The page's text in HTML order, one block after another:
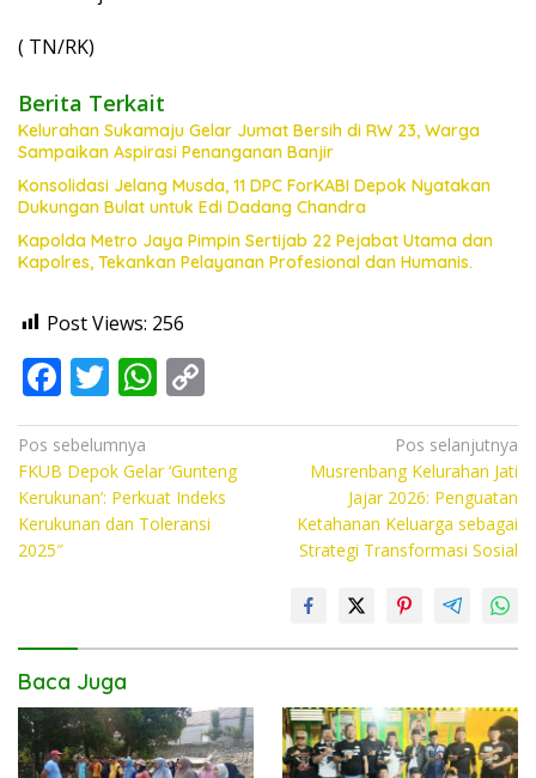
( TN/RK)
Berita Terkait
Kelurahan Sukamaju Gelar Jumat Bersih di RW 23, Warga
Sampaikan Aspirasi Penanganan Banjir
Konsolidasi Jelang Musda, 11 DPC ForKABI Depok Nyatakan
Dukungan Bulat untuk Edi Dadang Chandra
Kapolda Metro Jaya Pimpin Sertijab 22 Pejabat Utama dan
Kapolres, Tekankan Pelayanan Profesional dan Humanis.
Post Views: 256
F
ac
e
b
o
T
w
itt
er
W
h
at
s
A
o
y
Li
Navigasi
pos
Pos sebelumnya
FKUB Depok Gelar ‘Gunteng
Kerukunan’: Perkuat Indeks
Kerukunan dan Toleransi
2025″
Pos selanjutnya
Musrenbang Kelurahan Jati
Jajar 2026: Penguatan
Ketahanan Keluarga sebagai
Strategi Transformasi Sosial
Baca Juga